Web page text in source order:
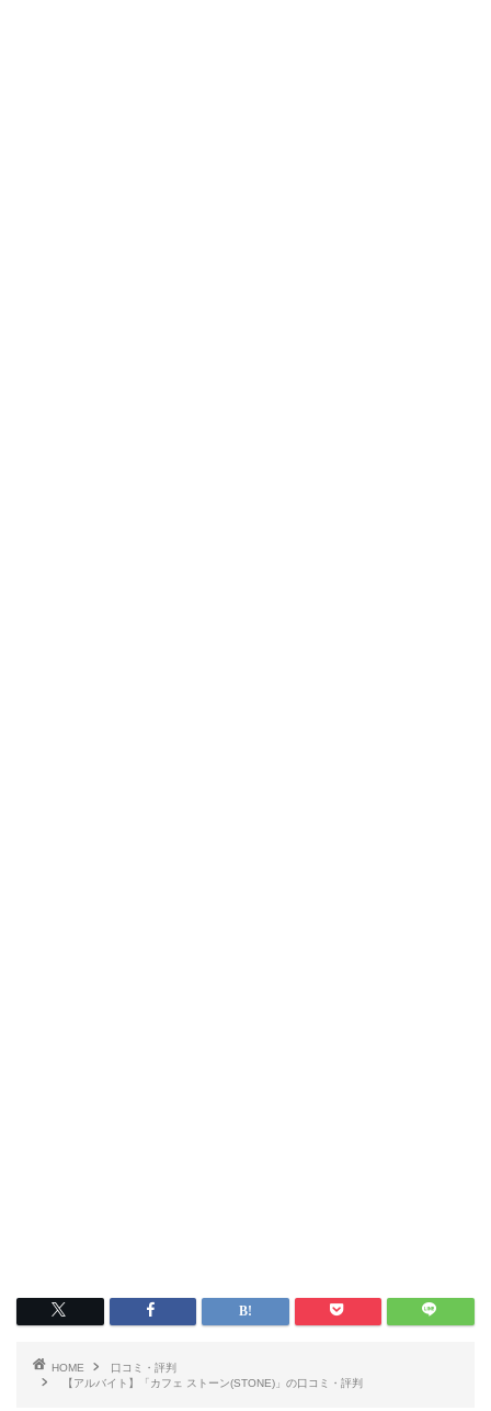
HOME
口コミ・評判
【アルバイト】「カフェ ストーン(STONE)」の口コミ・評判